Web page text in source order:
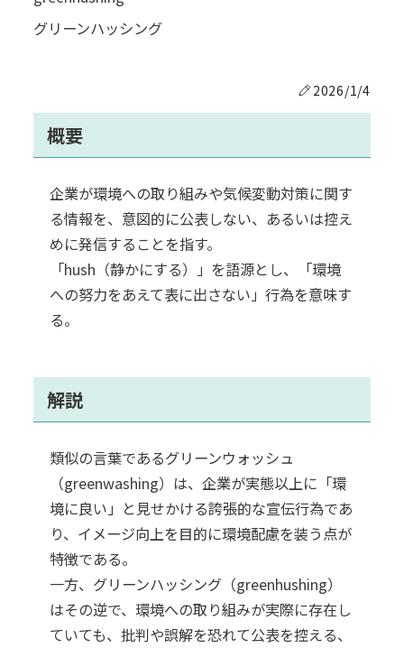
グリーンハッシング
2026/1/4
概要
企業が環境への取り組みや気候変動対策に関す
る情報を、意図的に公表しない、あるいは控え
めに発信することを指す。
「hush（静かにする）」を語源とし、「環境
への努力をあえて表に出さない」行為を意味す
る。
解説
類似の言葉であるグリーンウォッシュ
（greenwashing）は、企業が実態以上に「環
境に良い」と見せかける誇張的な宣伝行為であ
り、イメージ向上を目的に環境配慮を装う点が
特徴である。
一方、グリーンハッシング（greenhushing）
はその逆で、環境への取り組みが実際に存在し
ていても、批判や誤解を恐れて公表を控える、